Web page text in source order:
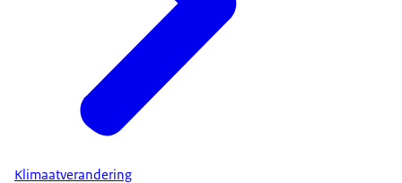
Klimaatverandering